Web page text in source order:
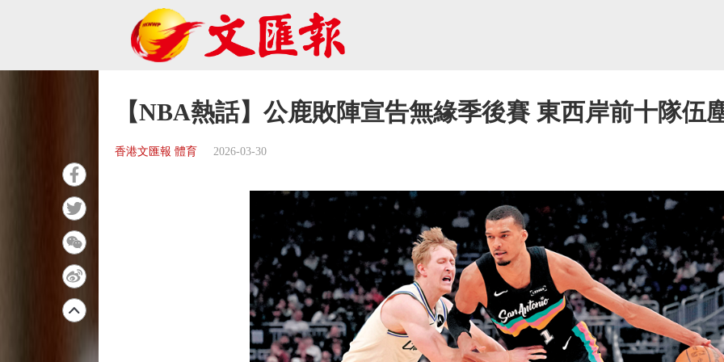
【NBA熱話】公鹿敗陣宣告無緣季後賽 東西岸前十隊伍
香港文匯報 體育 2026-03-30